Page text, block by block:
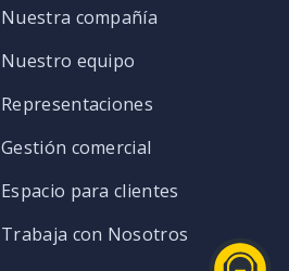
Nuestra compañía
Nuestro equipo
Representaciones
Gestión comercial
Espacio para clientes
Trabaja con Nosotros